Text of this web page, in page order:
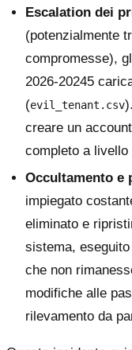
Escalation dei
(potenzialmente
compromesse),
2026-20245
(evil_tenant.csv
creare un
completo a livello
Occultamento e
impiegato
eliminato e
sistema,
che non
modifiche alle
rilevamento da